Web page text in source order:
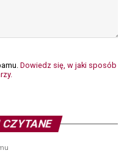
Dowiedz się, w jaki sposób